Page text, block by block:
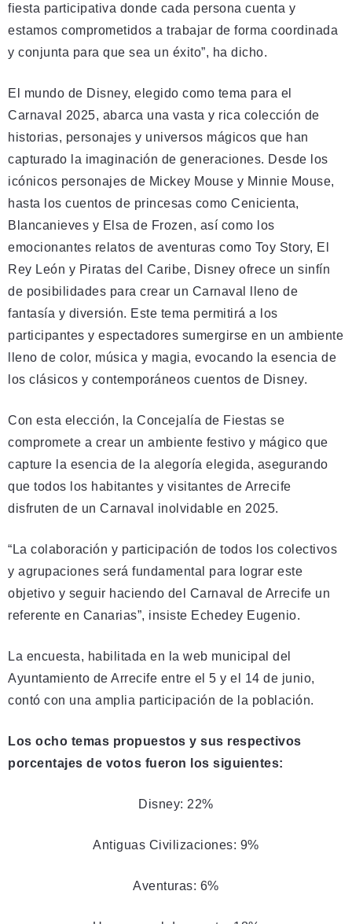
fiesta participativa donde cada persona cuenta y
estamos comprometidos a trabajar de forma coordinada
y conjunta para que sea un éxito”, ha dicho.
El mundo de Disney, elegido como tema para el
Carnaval 2025, abarca una vasta y rica colección de
historias, personajes y universos mágicos que han
capturado la imaginación de generaciones. Desde los
icónicos personajes de Mickey Mouse y Minnie Mouse,
hasta los cuentos de princesas como Cenicienta,
Blancanieves y Elsa de Frozen, así como los
emocionantes relatos de aventuras como Toy Story, El
Rey León y Piratas del Caribe, Disney ofrece un sinfín
de posibilidades para crear un Carnaval lleno de
fantasía y diversión. Este tema permitirá a los
participantes y espectadores sumergirse en un ambiente
lleno de color, música y magia, evocando la esencia de
los clásicos y contemporáneos cuentos de Disney.
Con esta elección, la Concejalía de Fiestas se
compromete a crear un ambiente festivo y mágico que
capture la esencia de la alegoría elegida, asegurando
que todos los habitantes y visitantes de Arrecife
disfruten de un Carnaval inolvidable en 2025.
“La colaboración y participación de todos los colectivos
y agrupaciones será fundamental para lograr este
objetivo y seguir haciendo del Carnaval de Arrecife un
referente en Canarias”, insiste Echedey Eugenio.
La encuesta, habilitada en la web municipal del
Ayuntamiento de Arrecife entre el 5 y el 14 de junio,
contó con una amplia participación de la población.
Los ocho temas propuestos y sus respectivos
porcentajes de votos fueron los siguientes:
Disney: 22%
Antiguas Civilizaciones: 9%
Aventuras: 6%